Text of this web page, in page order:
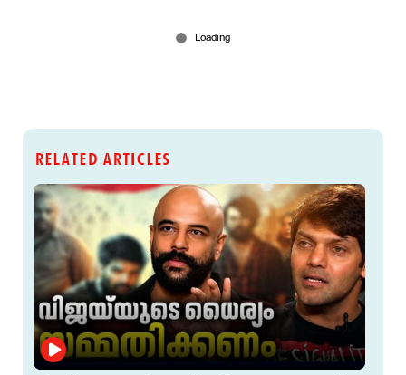
RELATED ARTICLES